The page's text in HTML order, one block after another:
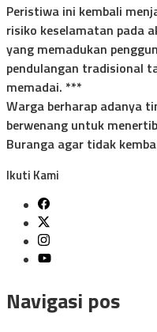
Peristiwa ini kembali
risiko keselamatan pada
yang memadukan
pendulangan tradisional
memadai. ***
Warga berharap adanya
berwenang untuk
Buranga agar tidak
Ikuti Kami
Navigasi pos